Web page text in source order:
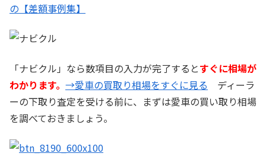
の【差額事例集】
「ナビクル」なら数項目の入力が完了するとすぐに相場が
わかります。 →愛車の買取り相場をすぐに見る ディーラ
ーの下取り査定を受ける前に、まずは愛車の買い取り相場
を調べておきましょう。